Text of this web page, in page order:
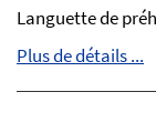
Languette de
Plus de détails ...